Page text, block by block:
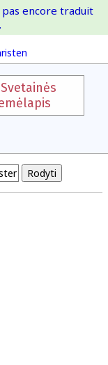
encore traduit
Svetainės